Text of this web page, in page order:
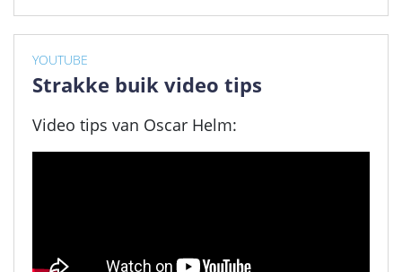
YOUTUBE
Strakke buik video tips
Video tips van Oscar Helm: